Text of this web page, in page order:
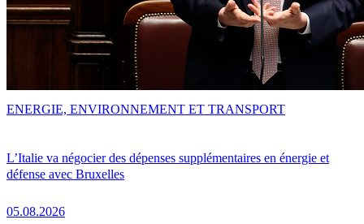
L’Italie va négocier des dépenses supplémentaires en énergie et
défense avec Bruxelles
05.08.2026
ENERGIE, ENVIRONNEMENT ET TRANSPORT